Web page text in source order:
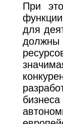
При
для